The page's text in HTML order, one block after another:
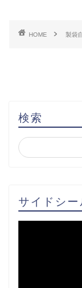
HOME 製袋
検索
サイドシ